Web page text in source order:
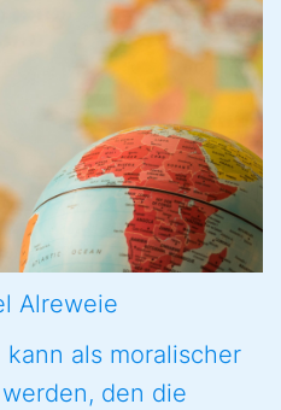
Alreweie
als moralischer
den die